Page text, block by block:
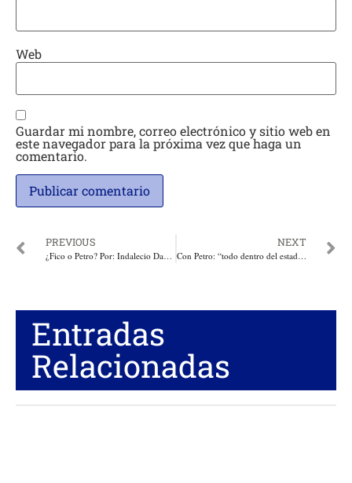
Web
Guardar mi nombre, correo electrónico y sitio web en
este navegador para la próxima vez que haga un
comentario.
PREVIOUS
¿Fico o Petro? Por: Indalecio Dangond
NEXT
Con Petro: “todo dentro del estado y nada fuera de él”. Por Ariel Peña
Entradas
Relacionadas